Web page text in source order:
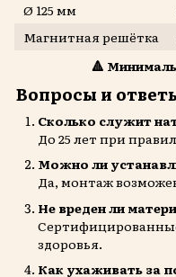
Ø 125 мм
Магнитная решётка
🔺
Вопросы и
Сколько служит
До 25 лет при
Можно ли
Да, монтаж
Не вреден ли
здоровья.
Как ухаживать за